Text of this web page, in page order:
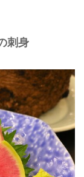
刺身